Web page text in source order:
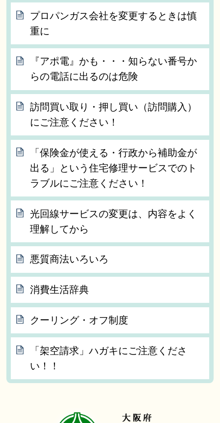
プロパンガス会社を変更するときは慎
重に
『アポ電』かも・・・知らない番号か
らの電話に出るのは危険
訪問買い取り・押し買い（訪問購入）
にご注意ください！
「保険金が使える・行政から補助金が
出る」という住宅修理サービスでのト
ラブルにご注意ください！
光回線サービスの変更は、内容をよく
理解してから
悪質商法いろいろ
消費生活辞典
クーリング・オフ制度
「架空請求」ハガキにご注意くださ
い！！